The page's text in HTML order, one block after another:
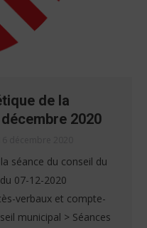
de la
2020
séance du conseil du
07-12-2020
verbaux et compte-
municipal > Séances